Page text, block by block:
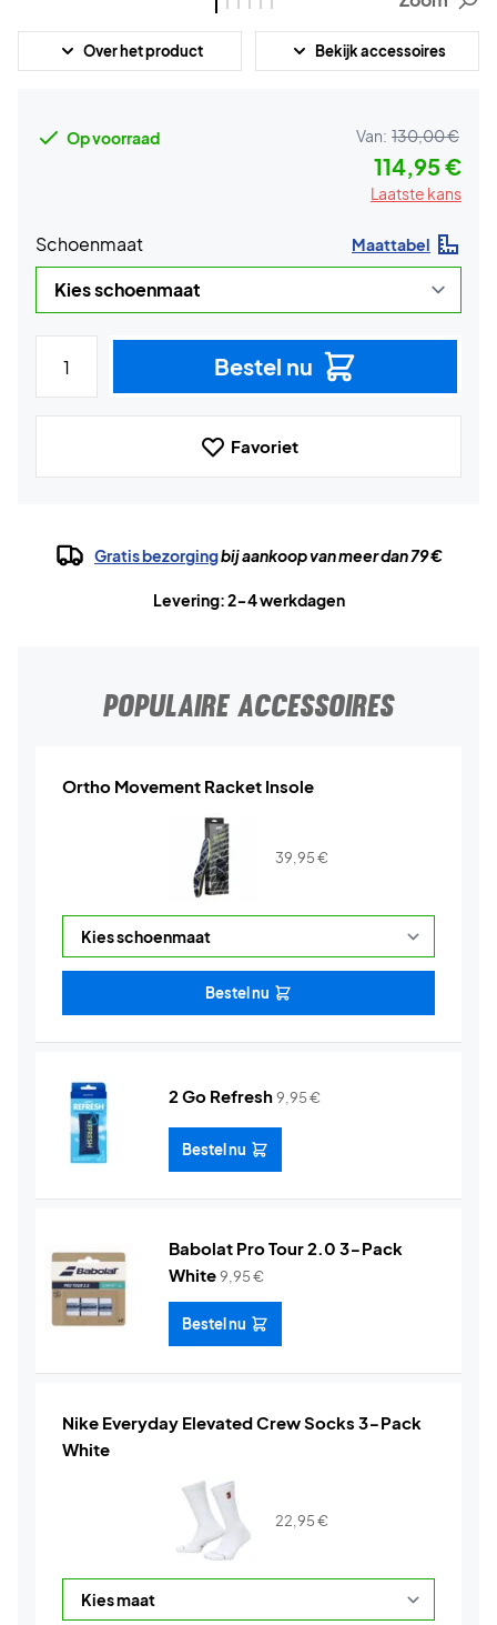
Over het product Bekijk accessoires
Op voorraad Van: 130,00 €
114,95 €
Laatste kans
Schoenmaat Maattabel
Bestel nu
Favoriet
Gratis bezorgingbij aankoop van meer dan 79 €
Levering: 2-4 werkdagen
POPULAIRE ACCESSOIRES
Ortho Movement Racket Insole
39,95€
Bestel nu
2 Go Refresh9,95€
Bestel nu
Babolat Pro Tour 2.0 3-Pack
White9,95€
Bestel nu
Nike Everyday Elevated Crew Socks 3-Pack
White
22,95€